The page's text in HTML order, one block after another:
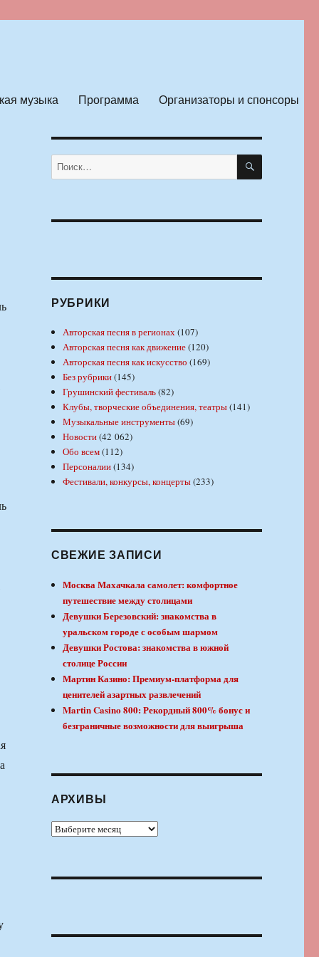
музыка Программа Организаторы и спонсоры
Искать: ПОИСК
РУБРИКИ
Авторская песня в регионах(107)
Авторская песня как движение(120)
Авторская песня как искусство (169)
Без рубрики(145)
Грушинский фестиваль(82)
Клубы, творческие объединения, театры(141)
Музыкальные инструменты(69)
Новости(42 062)
Обо всем(112)
Персоналии(134)
Фестивали, конкурсы, концерты(233)
СВЕЖИЕ ЗАПИСИ
Москва Махачкала самолет: комфортное
путешествие между столицами
Девушки Березовский: знакомства в
уральском городе с особым шармом
Девушки Ростова: знакомства в южной
столице России
Мартин Казино: Премиум-платформа для
ценителей азартных развлечений
Martin Casino 800: Рекордный 800% бонус и
безграничные возможности для выигрыша
АРХИВЫ
Архивы